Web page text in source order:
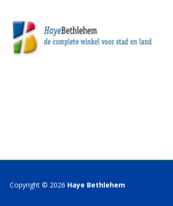
Copyright © 2026 Haye Bethlehem